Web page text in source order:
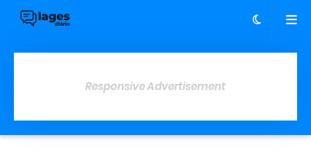
Responsive Advertisement